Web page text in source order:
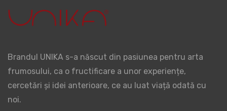
Brandul UNIKA s-a născut din pasiunea pentru arta
frumosului, ca o fructificare a unor experiențe,
cercetări și idei anterioare, ce au luat viață odată cu
noi.